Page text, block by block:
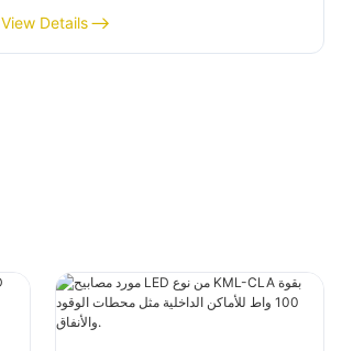
الداخلية مثل صالات الألعاب الرياضية
والمستودعات.
View Details